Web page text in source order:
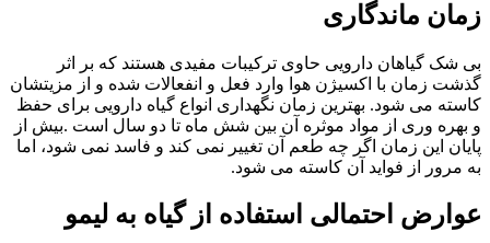
زمان ماندگاری
بی شک گیاهان دارویی حاوی ترکیبات مفیدی هستند که بر اثر
گذشت زمان با اکسیژن هوا وارد فعل و انفعالات شده و از مزیتشان
کاسته می شود. بهترین زمان نگهداری انواع گیاه دارویی برای حفظ
و بهره وری از مواد موثره آن بین شش ماه تا دو سال است .بیش از
پایان این زمان اگر چه طعم آن تغییر نمی کند و فاسد نمی شود، اما
به مرور از فواید آن کاسته می شود.
عوارض احتمالی استفاده از گیاه به لیمو